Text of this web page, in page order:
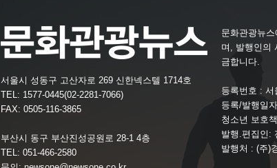
서울시 성동구 고산자로 269 신한넥스텔 1714호
TEL: 1577-0445(02-2281-7066)
FAX: 0505-116-3865
부산시 동구 부산진성공원로 28-1 4층
TEL: 051-466-2580
문화관광뉴
며, 발행인의
금합니다.
등록번호 : 서
등록/발행일
청소년 보호
발행.편집인:
발행처 : (주)